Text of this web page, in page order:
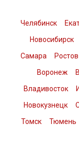
Челябинск
Новосибирск
Самара
Воронеж
Владивосток
Новокузнецк
Томск
Тюмень